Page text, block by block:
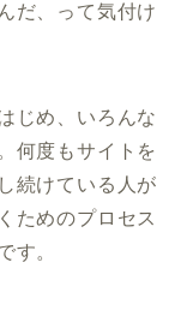
だ、って気付け
じめ、いろんな
何度もサイトを
続けている人が
ためのプロセス
す。